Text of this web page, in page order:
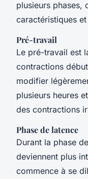
plusieurs phases,
caractéristiques
Pré-travail
Le pré-travail est
contractions
modifier
plusieurs heures
des contractions
Phase de latence
Durant la phase
deviennent plus
commence à se